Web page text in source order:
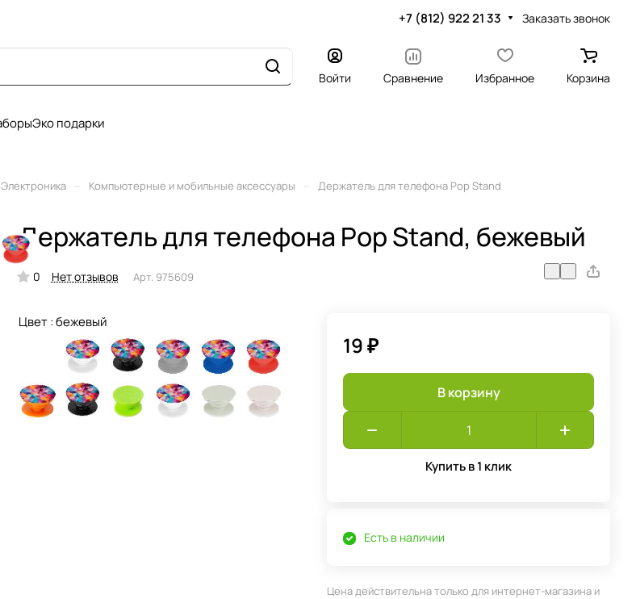
+7 (812) 922 21 33 Заказать звонок
Войти Сравнение Избранное Корзина
Эко подарки
Электроника Компьютерные и мобильные аксессуары Держатель для телефона Pop Stand
Держатель для телефона Pop Stand, бежевый
0 Нет отзывов Арт. 975609
Цвет :бежевый
19 ₽
В корзину
Купить в 1 клик
Есть в наличии
Цена действительна только для интернет-магазина и